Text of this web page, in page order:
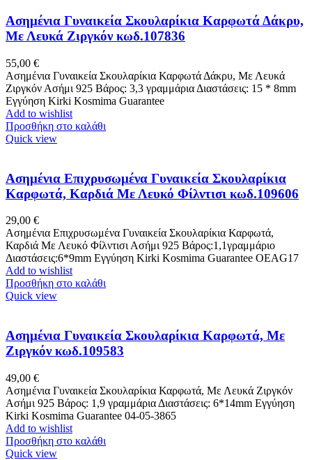
Ασημένια Γυναικεία Σκουλαρίκια Καρφωτά Δάκρυ,
Με Λευκά Ζιργκόν κωδ.107836
55,00 €
Ασημένια Γυναικεία Σκουλαρίκια Καρφωτά Δάκρυ, Με Λευκά
Ζιργκόν Ασήμι 925 Βάρος: 3,3 γραμμάρια Διαστάσεις: 15 * 8mm
Εγγύηση Kirki Kosmima Guarantee
Add to wishlist
Προσθήκη στο καλάθι
Quick view
Ασημένια Επιχρυσωμένα Γυναικεία Σκουλαρίκια
Καρφωτά, Καρδιά Με Λευκό Φίλντισι κωδ.109606
29,00 €
Ασημένια Επιχρυσωμένα Γυναικεία Σκουλαρίκια Καρφωτά,
Καρδιά Με Λευκό Φίλντισι Ασήμι 925 Βάρος:1,1γραμμάριο
Διαστάσεις:6*9mm Εγγύηση Kirki Kosmima Guarantee OEAG17
Add to wishlist
Προσθήκη στο καλάθι
Quick view
Ασημένια Γυναικεία Σκουλαρίκια Καρφωτά, Με
Ζιργκόν κωδ.109583
49,00 €
Ασημένια Γυναικεία Σκουλαρίκια Καρφωτά, Με Λευκά Ζιργκόν
Ασήμι 925 Βάρος: 1,9 γραμμάρια Διαστάσεις: 6*14mm Εγγύηση
Kirki Kosmima Guarantee 04-05-3865
Add to wishlist
Προσθήκη στο καλάθι
Quick view